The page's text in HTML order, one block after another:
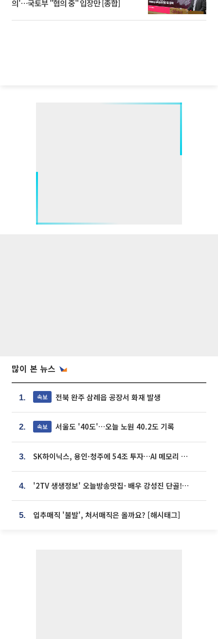
의'⋯국토부 "협의 중" 입장만 [종합]
많이 본 뉴스
1. 속보 전북 완주 삼례읍 공장서 화재 발생
2. 속보 서울도 '40도'…오늘 노원 40.2도 기록
3. SK하이닉스, 용인·청주에 54조 투자…AI 메모리 생산기지 키운다
4. '2TV 생생정보' 오늘방송맛집- 배우 강성진 단골! 쌀국수ㆍ푸팟퐁 커리 맛집 '블○○○'
5. 입추매직 '불발', 처서매직은 올까요? [해시태그]